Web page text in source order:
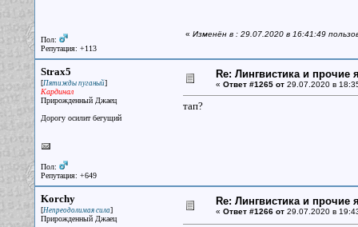
Пол:
Репутация: +113
« Изменён в : 29.07.2020 в 16:41:49
Strax5
[Пятижды пуганый]
Кардинал
Прирожденный Джаец
Дорогу осилит бегущий
Пол:
Репутация: +649
Re: Лингвистика и прочие
« Ответ #1265 от29.07.2020 в
тап?
Korchy
[Непреодолимая сила]
Прирожденный Джаец
Re: Лингвистика и прочие
« Ответ #1266 от29.07.2020 в